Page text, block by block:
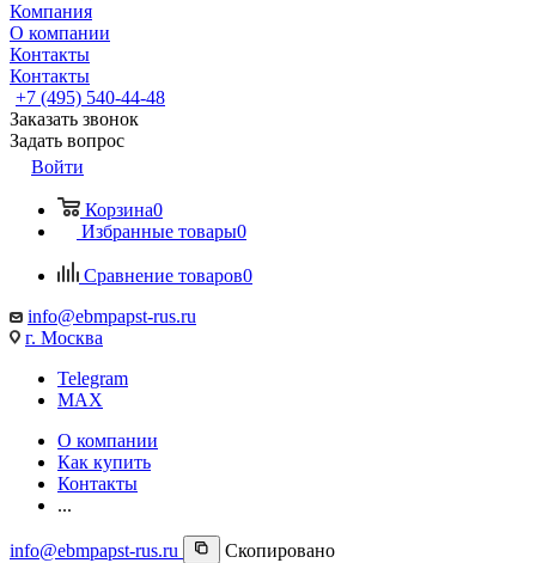
Компания
О компании
Контакты
Контакты
+7 (495) 540-44-48
Заказать звонок
Задать вопрос
Войти
Корзина0
Избранные товары0
Сравнение товаров0
info@ebmpapst-rus.ru
г. Москва
Telegram
MAX
О компании
Как купить
Контакты
...
info@ebmpapst-rus.ru
Скопировано